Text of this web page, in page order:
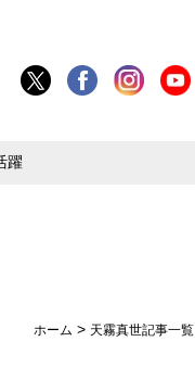
躍
ホーム > 天霧真世記事一覧